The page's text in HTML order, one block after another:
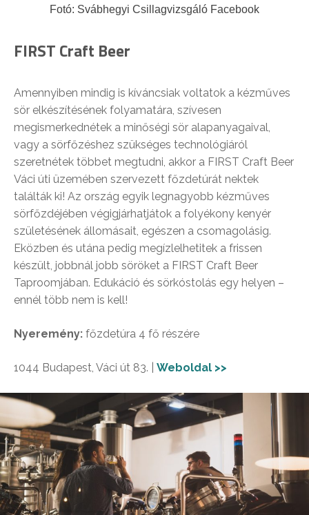
Fotó: Svábhegyi Csillagvizsgáló Facebook
FIRST Craft Beer
Amennyiben mindig is kíváncsiak voltatok a kézműves
sör elkészítésének folyamatára, szívesen
megismerkednétek a minőségi sör alapanyagaival,
vagy a sörfőzéshez szükséges technológiáról
szeretnétek többet megtudni, akkor a FIRST Craft Beer
Váci úti üzemében szervezett főzdetúrát nektek
találták ki! Az ország egyik legnagyobb kézműves
sörfőzdéjében végigjárhatjátok a folyékony kenyér
születésének állomásait, egészen a csomagolásig.
Eközben és utána pedig megízlelhetitek a frissen
készült, jobbnál jobb söröket a FIRST Craft Beer
Taproomjában. Edukáció és sörkóstolás egy helyen –
ennél több nem is kell!
Nyeremény: főzdetúra 4 fő részére
1044 Budapest, Váci út 83. | Weboldal >>